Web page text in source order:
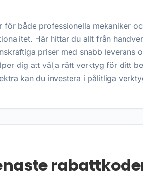
både professionella mekaniker
Här hittar du allt från
priser med snabb
dig att välja rätt verktyg för ditt
kan du investera i pålitliga